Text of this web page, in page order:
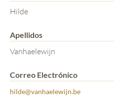
Hilde
Apellidos
Vanhaelewijn
Correo Electrónico
hilde@vanhaelewijn.be